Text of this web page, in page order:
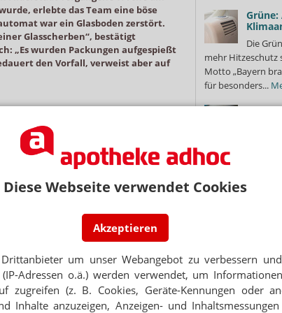
Diese Webseite verwendet Cookies
Akzeptieren
um unser Webangebot zu verbessern
(IP-Adressen o.ä.) werden verwendet, um
zugreifen (z. B. Cookies, Geräte-Kennungen oder
Inhalte anzuzeigen, Anzeigen- und
erlebte das Team eine böse
war ein Glasboden zerstört.
Glasscherben“, bestätigt
„Es wurden Packungen aufgespießt
den Vorfall, verweist aber auf
Mittwoch kam es im
Kommissionierautomaten in der
baden-württembergischen Apotheke
zu einem großen Schaden. „Als unsere
PKA morgens den Automaten
Innenraum lagen überall verteilt
Glasscherben. Ein Glasboden war in
dem Hersteller unseres Automaten,
ist unbezahlbar.
plus anmelden, für 0 Euro.
kostenfrei an und
Sie weiter.
Die
mehr Hitzeschutz
Motto „Bayern
für besonders...
In den
neue Trends.
„Natural
Gelatine eine...
Mit
Debatte um Rx-